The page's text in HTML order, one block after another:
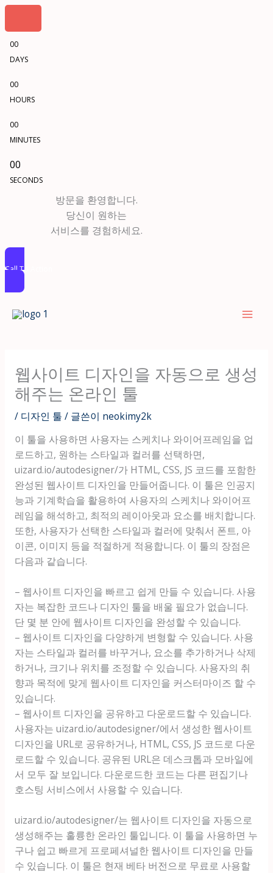
00
DAYS
00
HOURS
00
MINUTES
00
SECONDS
방문을 환영합니다.
당신이 원하는
서비스를 경험하세요.
Call To Action
웹사이트 디자인을 자동으로 생성
해주는 온라인 툴
/ 디자인 툴 / 글쓴이 neokimy2k
이 툴을 사용하면 사용자는 스케치나 와이어프레임을 업
로드하고, 원하는 스타일과 컬러를 선택하면,
uizard.io/autodesigner/가 HTML, CSS, JS 코드를 포함한
완성된 웹사이트 디자인을 만들어줍니다. 이 툴은 인공지
능과 기계학습을 활용하여 사용자의 스케치나 와이어프
레임을 해석하고, 최적의 레이아웃과 요소를 배치합니다.
또한, 사용자가 선택한 스타일과 컬러에 맞춰서 폰트, 아
이콘, 이미지 등을 적절하게 적용합니다. 이 툴의 장점은
다음과 같습니다.
– 웹사이트 디자인을 빠르고 쉽게 만들 수 있습니다. 사용
자는 복잡한 코드나 디자인 툴을 배울 필요가 없습니다.
단 몇 분 안에 웹사이트 디자인을 완성할 수 있습니다.
– 웹사이트 디자인을 다양하게 변형할 수 있습니다. 사용
자는 스타일과 컬러를 바꾸거나, 요소를 추가하거나 삭제
하거나, 크기나 위치를 조정할 수 있습니다. 사용자의 취
향과 목적에 맞게 웹사이트 디자인을 커스터마이즈 할 수
있습니다.
– 웹사이트 디자인을 공유하고 다운로드할 수 있습니다.
사용자는 uizard.io/autodesigner/에서 생성한 웹사이트
디자인을 URL로 공유하거나, HTML, CSS, JS 코드로 다운
로드할 수 있습니다. 공유된 URL은 데스크톱과 모바일에
서 모두 잘 보입니다. 다운로드한 코드는 다른 편집기나
호스팅 서비스에서 사용할 수 있습니다.
uizard.io/autodesigner/는 웹사이트 디자인을 자동으로
생성해주는 훌륭한 온라인 툴입니다. 이 툴을 사용하면 누
구나 쉽고 빠르게 프로페셔널한 웹사이트 디자인을 만들
수 있습니다. 이 툴은 현재 베타 버전으로 무료로 사용할